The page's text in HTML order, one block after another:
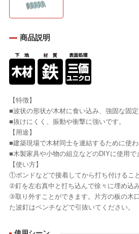
商品説明
【特徴】
■波状の形状が木材に食い込み、強固な固定
■抜けにくく、振動や衝撃に強いです。
【用途】
■建築現場で木材同士を連結するために使わ
■木製家具や小物の組立などのDIYに使用で
【使い方】
①ボンドなどで接着してから打ち付けるこ
②釘を左右真中と打ち込んで徐々に埋め込み
③取り外すことができます。片方の板の木
た波釘はペンチなどで引抜いてください。